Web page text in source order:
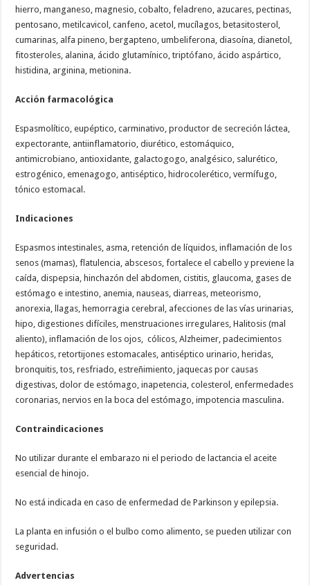
hierro, manganeso, magnesio, cobalto, feladreno, azucares, pectinas,
pentosano, metilcavicol, canfeno, acetol, mucílagos, betasitosterol,
cumarinas, alfa pineno, bergapteno, umbeliferona, diasoína, dianetol,
fitosteroles, alanina, ácido glutamínico, triptófano, ácido aspártico,
histidina, arginina, metionina.
Acción farmacológica
Espasmolítico, eupéptico, carminativo, productor de secreción láctea,
expectorante, antiinflamatorio, diurético, estomáquico,
antimicrobiano, antioxidante, galactogogo, analgésico, salurético,
estrogénico, emenagogo, antiséptico, hidrocolerético, vermífugo,
tónico estomacal.
Indicaciones
Espasmos intestinales, asma, retención de líquidos, inflamación de los
senos (mamas), flatulencia, abscesos, fortalece el cabello y previene la
caída, dispepsia, hinchazón del abdomen, cistitis, glaucoma, gases de
estómago e intestino, anemia, nauseas, diarreas, meteorismo,
anorexia, llagas, hemorragia cerebral, afecciones de las vías urinarias,
hipo, digestiones difíciles, menstruaciones irregulares, Halitosis (mal
aliento), inflamación de los ojos, cólicos, Alzheimer, padecimientos
hepáticos, retortijones estomacales, antiséptico urinario, heridas,
bronquitis, tos, resfriado, estreñimiento, jaquecas por causas
digestivas, dolor de estómago, inapetencia, colesterol, enfermedades
coronarias, nervios en la boca del estómago, impotencia masculina.
Contraindicaciones
No utilizar durante el embarazo ni el periodo de lactancia el aceite
esencial de hinojo.
No está indicada en caso de enfermedad de Parkinson y epilepsia.
La planta en infusión o el bulbo como alimento, se pueden utilizar con
seguridad.
Advertencias